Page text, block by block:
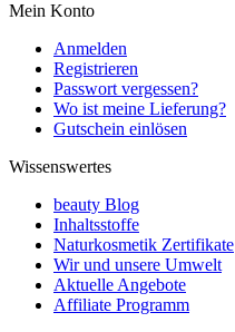
Mein Konto
Anmelden
Registrieren
Passwort vergessen?
Wo ist meine Lieferung?
Gutschein einlösen
Wissenswertes
beauty Blog
Inhaltsstoffe
Naturkosmetik Zertifikate
Wir und unsere Umwelt
Aktuelle Angebote
Affiliate Programm